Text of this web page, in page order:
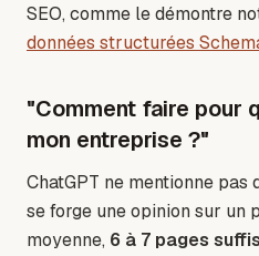
SEO, comme le démontre
données structurées
"Comment faire pour
mon entreprise ?"
ChatGPT ne mentionne pas
se forge une opinion sur un
moyenne, 6 à 7 pages